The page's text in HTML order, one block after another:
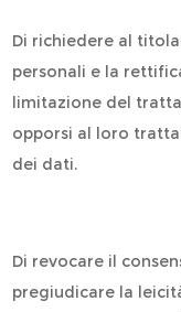
Di richiedere al
personali e la
limitazione del
opporsi al loro
dei dati.
Di revocare il
pregiudicare la